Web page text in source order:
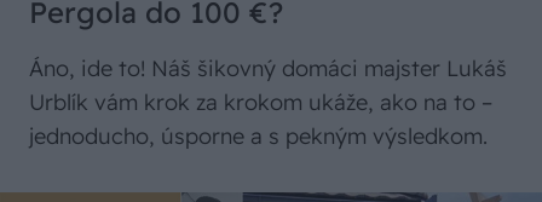
Pergola do 100 €?
Áno, ide to! Náš šikovný domáci majster Lukáš
Urblík vám krok za krokom ukáže, ako na to –
jednoducho, úsporne a s pekným výsledkom.